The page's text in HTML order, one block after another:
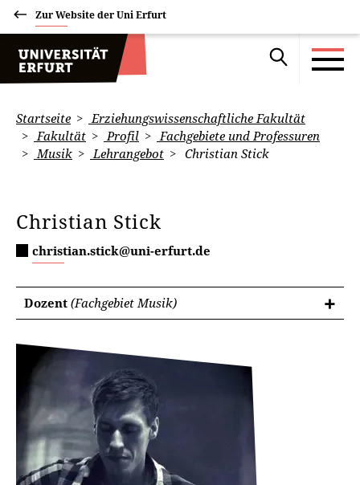
Zur Website der Uni Erfurt
Startseite
Erziehungswissenschaftliche Fakultät
Fakultät
Profil
Fachgebiete und Professuren
Musik
Lehrangebot Christian Stick
Christian Stick
christian.stick@uni-erfurt.de
Dozent (Fachgebiet Musik)